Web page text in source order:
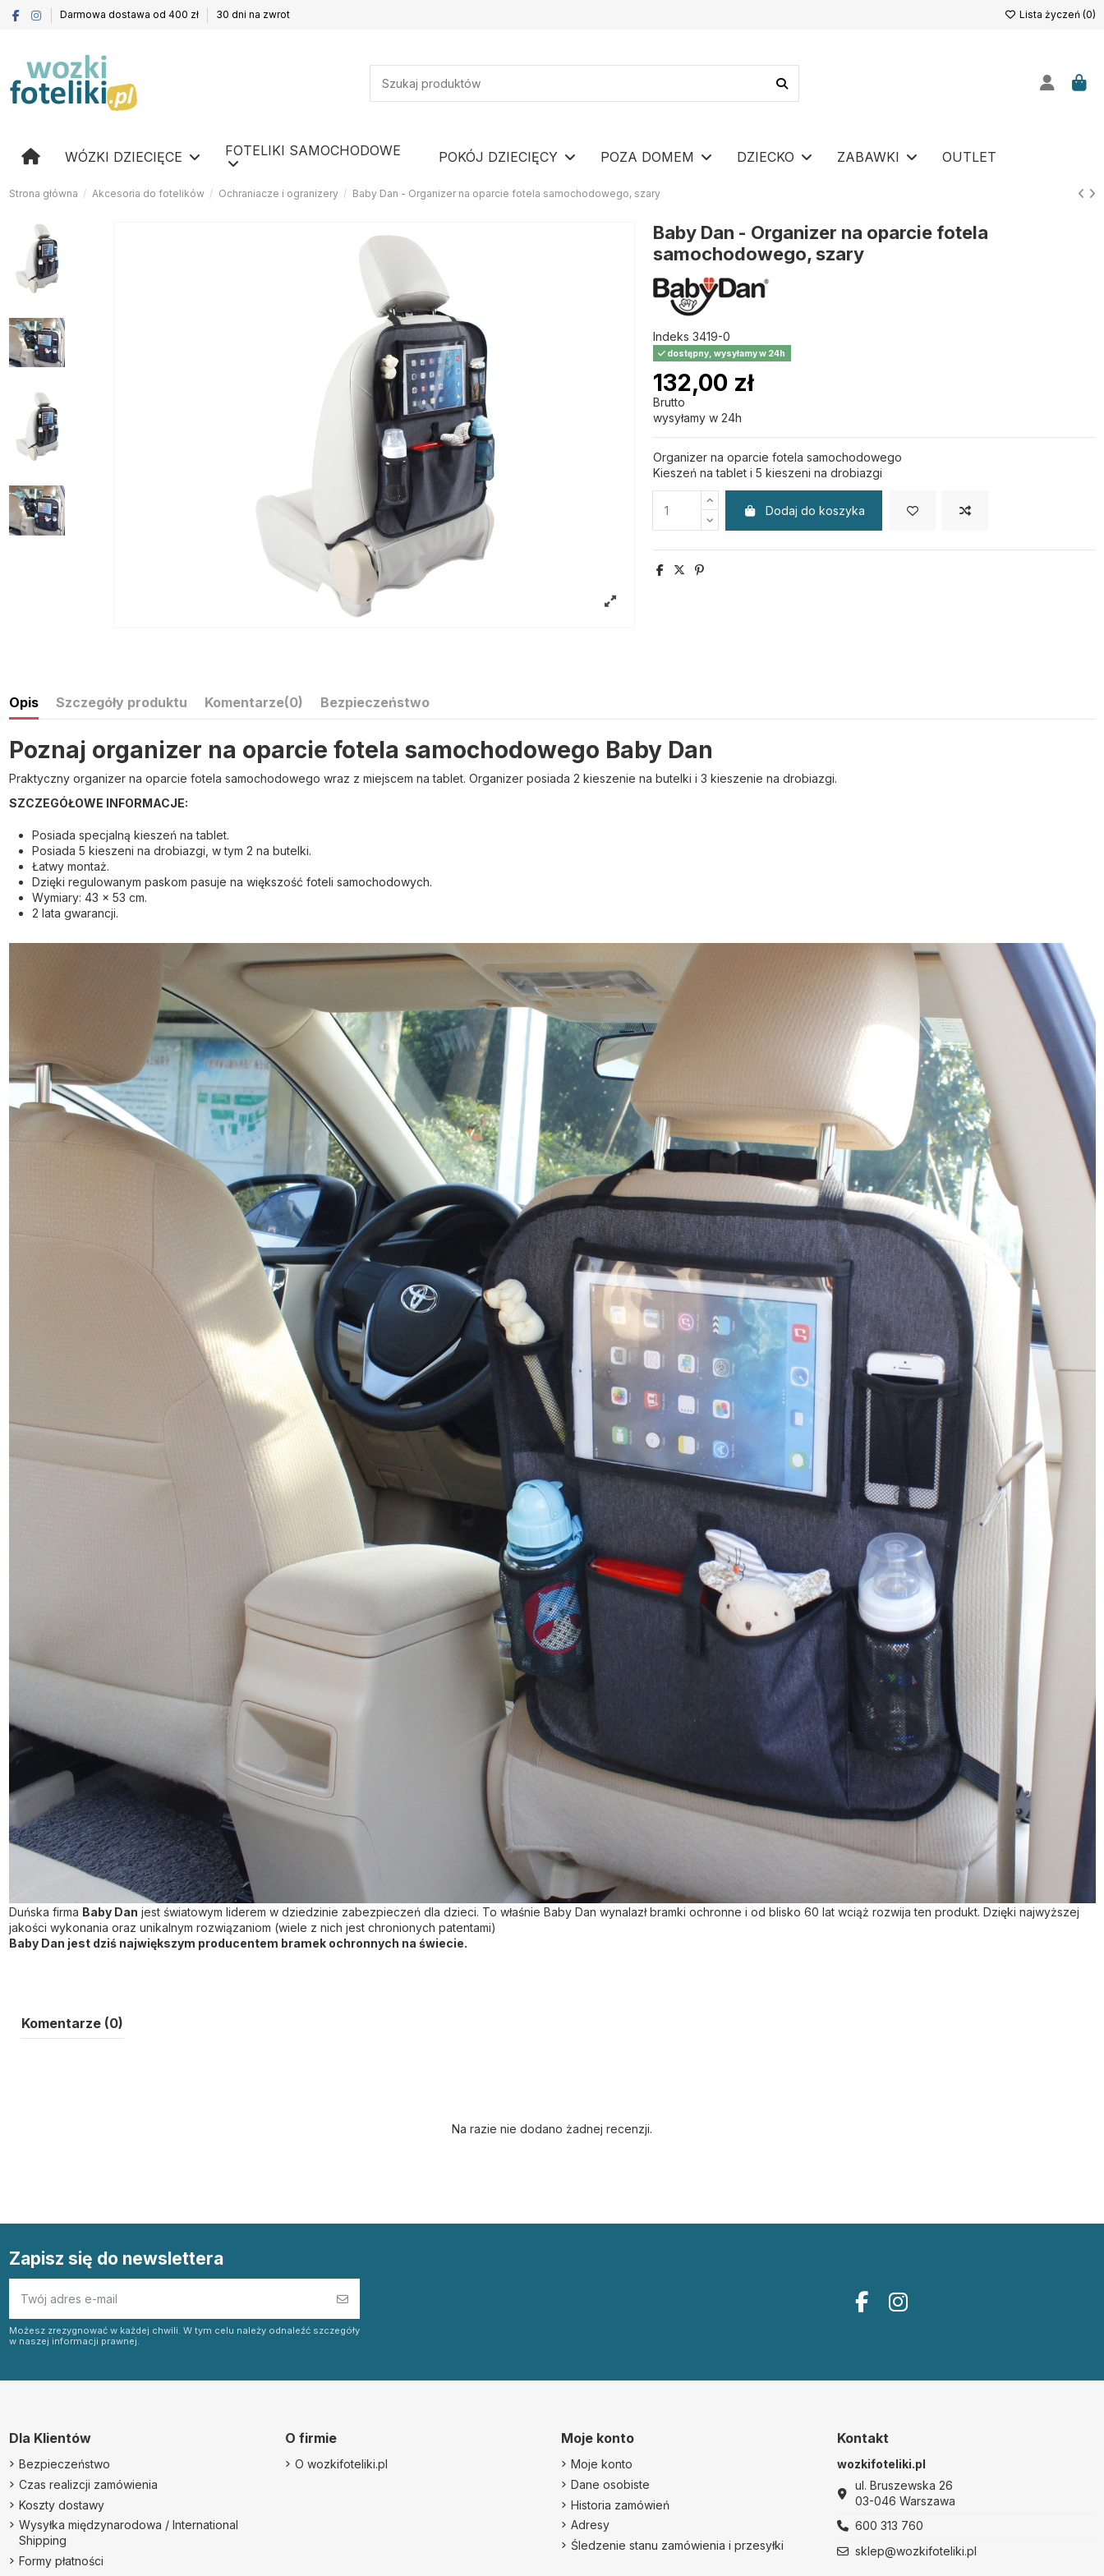
Darmowa dostawa od 400 zł 30 dni na zwrot Lista życzeń (0)
WÓZKI DZIECIĘCE FOTELIKI SAMOCHODOWE POKÓJ DZIECIĘCY POZA DOMEM DZIECKO ZABAWKI OUTLET
Strona główna Akcesoria do fotelików Ochraniacze i ogranizery Baby Dan - Organizer na oparcie fotela samochodowego, szary
Baby Dan - Organizer na oparcie fotela
samochodowego, szary
Indeks 3419-0
dostępny, wysyłamy w 24h
132,00 zł
Brutto
wysyłamy w 24h
Organizer na oparcie fotela samochodowego
Kieszeń na tablet i 5 kieszeni na drobiazgi
Dodaj do koszyka
Opis Szczegóły produktu Komentarze(0) Bezpieczeństwo
Poznaj organizer na oparcie fotela samochodowego Baby Dan
Praktyczny organizer na oparcie fotela samochodowego wraz z miejscem na tablet. Organizer posiada 2 kieszenie na butelki i 3 kieszenie na drobiazgi.
SZCZEGÓŁOWE INFORMACJE:
Posiada specjalną kieszeń na tablet.
Posiada 5 kieszeni na drobiazgi, w tym 2 na butelki.
Łatwy montaż.
Dzięki regulowanym paskom pasuje na większość foteli samochodowych.
Wymiary: 43 x 53 cm.
2 lata gwarancji.
Duńska firma Baby Dan jest światowym liderem w dziedzinie zabezpieczeń dla dzieci. To właśnie Baby Dan wynalazł bramki ochronne i od blisko 60 lat wciąż rozwija ten produkt. Dzięki najwyższej
jakości wykonania oraz unikalnym rozwiązaniom (wiele z nich jest chronionych patentami)
Baby Dan jest dziś największym producentem bramek ochronnych na świecie.
Komentarze (0)
Na razie nie dodano żadnej recenzji.
Zapisz się do newslettera
Możesz zrezygnować w każdej chwili. W tym celu należy odnaleźć szczegóły
w naszej informacji prawnej.
Dla Klientów
Bezpieczeństwo
Czas realizcji zamówienia
Koszty dostawy
Wysyłka międzynarodowa / International
Shipping
Formy płatności
O firmie
O wozkifoteliki.pl
Moje konto
Moje konto
Dane osobiste
Historia zamówień
Adresy
Śledzenie stanu zamówienia i przesyłki
Kontakt
wozkifoteliki.pl
ul. Bruszewska 26
03-046 Warszawa
600 313 760
sklep@wozkifoteliki.pl